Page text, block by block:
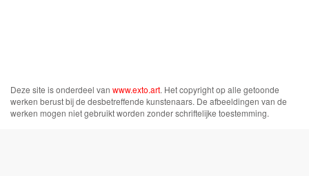
Deze site is onderdeel van www.exto.art. Het copyright op alle getoonde
werken berust bij de desbetreffende kunstenaars. De afbeeldingen van de
werken mogen niet gebruikt worden zonder schriftelijke toestemming.